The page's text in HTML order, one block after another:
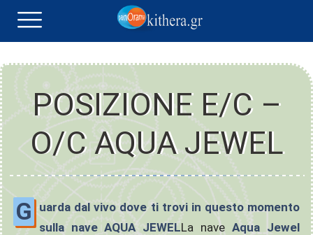
POSIZIONE E/C –
O/C AQUA JEWEL
G
uarda dal vivo dove ti trovi in ​​questo momento
sulla nave AQUA JEWELLa nave Aqua Jewel